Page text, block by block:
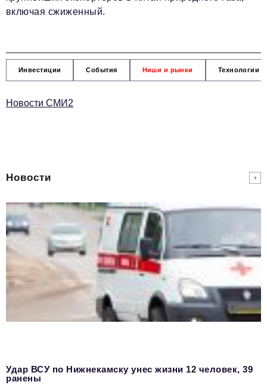
включая сжиженный.
Инвестиции События Ниши и рынки Технологии
Новости СМИ2
Новости
Удар ВСУ по Нижнекамску унес жизни 12 человек, 39
ранены